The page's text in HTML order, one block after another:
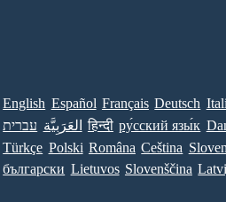
English Español Français Deutsch
עברית العَرَبِيَّة हिन्दी ру́сский язы́к
Türkçe Polski Româna Ceština
български Lietuvos Slovenščina